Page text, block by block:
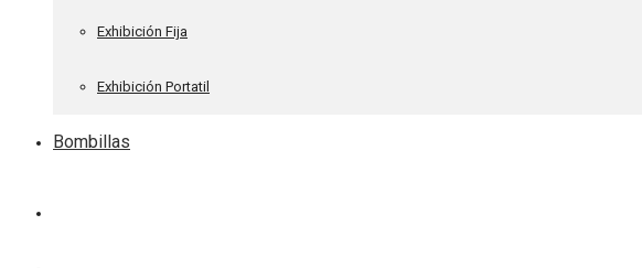
Exhibición Fija
Exhibición Portatil
Bombillas